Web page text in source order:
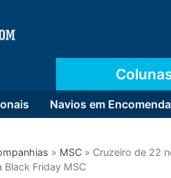
Navios em Encomenda
» MSC » Cruzeiro de 22
Black Friday MSC